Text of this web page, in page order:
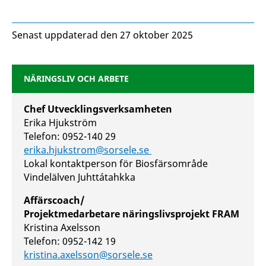
Senast uppdaterad den 27 oktober 2025
NÄRINGSLIV OCH ARBETE
Chef Utvecklingsverksamheten
Erika Hjukström
Telefon: 0952-140 29
erika.hjukstrom@sorsele.se
Lokal kontaktperson för Biosfärsområde
Vindelälven Juhttátahkka
Affärscoach/
Projektmedarbetare näringslivsprojekt FRAM
Kristina Axelsson
Telefon: 0952-142 19
kristina.axelsson@sorsele.se